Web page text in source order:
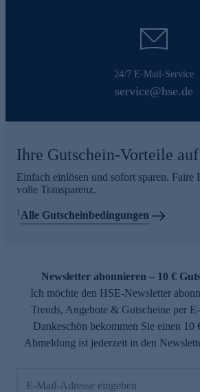
24/7 E-Mail-Service
service@hse.de
Ihre Gutschein-Vorteile
Einfach einlösen und sofort sparen. Faire
volle Transparenz.
1Alle Gutscheinbedingungen
Newsletter abonnieren – 10 €
Ich möchte den HSE-Newsletter
Trends, Angebote & Gutscheine per
Dankeschön bekommen Sie einen 10
Abmeldung ist jederzeit in den
E-Mail-Adresse eingeben